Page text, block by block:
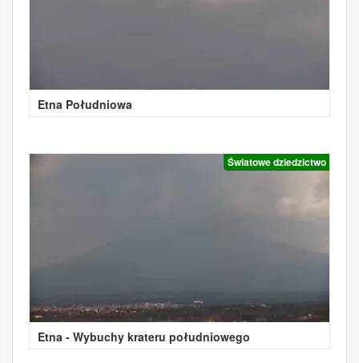
Etna Południowa
Światowe dziedzictwo
Etna - Wybuchy krateru południowego